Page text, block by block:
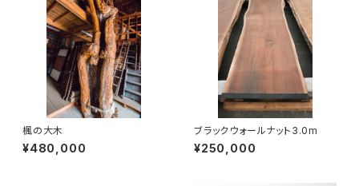
楓の大木
¥480,000
ブラックウォールナット3.0m
¥250,000